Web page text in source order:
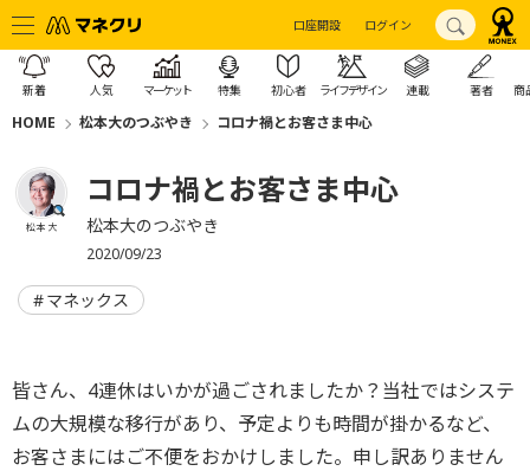
口座開設 ログイン
新着 人気 マーケット 特集 初心者 ライフデザイン 連載 著者 商
HOME 松本大のつぶやき コロナ禍とお客さま中心
松本 大
コロナ禍とお客さま中心
松本大のつぶやき
2020/09/23
マネックス
皆さん、4連休はいかが過ごされましたか？ 当社ではシステ
ムの大規模な移行があり、 予定よりも時間が掛かるなど、
お客さまにはご不便をおかけしました。申し訳ありません